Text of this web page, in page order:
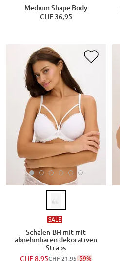
Medium Shape Body
CHF 36,95
SALE
Schalen-BH mit mit
abnehmbaren dekorativen
Straps
CHF 8,95CHF 21,95-59%